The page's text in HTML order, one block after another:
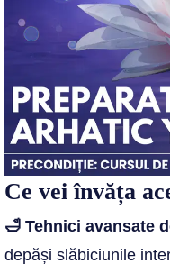
Ce vei învăța
🛁 Tehnici avansate
depăși slăbiciunile